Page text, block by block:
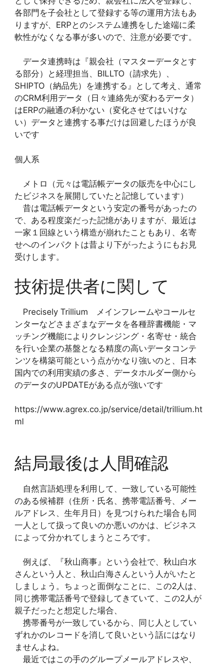
各部門を子会社として登録する等の運用方法もあ
りますが、ERPとのシステム連携をした途端に柔
軟性がなくなる事が多いので、注意が必要です。
データ連携時は『親会社（マスターデータとす
る部分）と経理担当、BILLTO（請求先）、
SHIPTO（納品先）を連携する』として考え、通常
のCRM利用データ（日々連絡先が変わるデータ）
はERPの融通の利かない（変化させてはいけな
い）データと連携する事だけは回避したほうが良
いです
個人系
メトロ（元々は電話帳データの販売を中心にし
たビジネスを展開していたと記憶しています）
昔は電話帳データという安定の番号があったの
で、ある程度楽だった記憶がありますが、最近は
一家１回線という構造が崩れたこともあり、名寄
せへのインパクトは昔より下がったようにもお見
受けします。
技術提供者に関して
Precisely Trillium メインフレームやコールセ
ンターなどさまざまなデータを各種辞書機能・マ
ッチング機能によりクレンジング・名寄せ・統合
を行い企業の基盤となる精度の高いデータコンテ
ンツを構築可能という点がかなり強いのと、日本
国内での利用実績の多さ、データホルダー側から
のデータのUPDATEがある点が強いです
https://www.agrex.co.jp/service/detail/trillium.ht
ml
結局最後は人間確認
自然言語処理を利用して、一致している可能性
のある候補群（住所・氏名、携帯電話番号、メー
ルアドレス、生年月日）を見つけられた場合も同
一人として扱って良いのか悪いのかは、ビジネス
によって分かれてしまうところです。
例えば、『秋山商事』という会社で、秋山白水
さんという人と、秋山白海さんという人がいたと
しましょう。ちょっと面倒なことに、この2人は、
同じ携帯電話番号で登録してきていて、この2人が
親子だったと想定した場合、
携帯番号が一致しているから、同じ人としてい
ずれかのレコードを消して良いという話にはなり
ませんよね。
最近ではこの手のグループメールアドレスや、